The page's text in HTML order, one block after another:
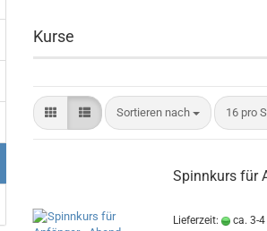
Kurse
Sortieren nach
Sortieren nach 16 pro
pro
Spinnkurs für
Lieferzeit: ca. 3-4